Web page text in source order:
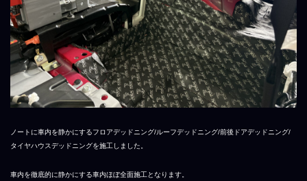
ノートに車内を静かにするフロアデッドニング/ルーフデッドニング/前後ドアデッドニング/
タイヤハウスデッドニングを施工しました。
車内を徹底的に静かにする車内ほぼ全面施工となります。